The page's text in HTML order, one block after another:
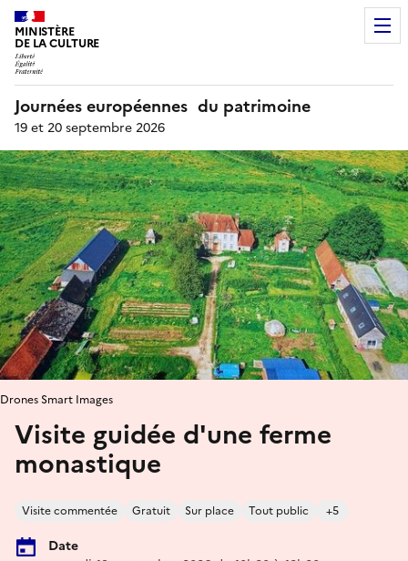
MINISTÈRE
DE LA CULTURE
Journées européennes du patrimoine
19 et 20 septembre 2026
Visite guidée d'une ferme
monastique
Visite commentée Gratuit Sur place Tout public +5
Date
Drones Smart Images